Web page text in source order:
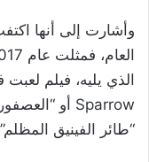
وأشارت إلى أنها
العام، فمثلت عام 2017 فيلم
الذي يليه، فيلم لعبت
Sparrow
“طائر الفينيق